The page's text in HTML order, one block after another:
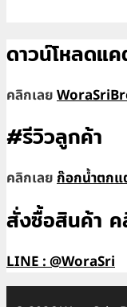
ดาวน์โหลดแ
คลิกเลย
#รีวิวลูกค้า
คลิกเลยก๊อกน้ำตกแ
สั่งซื้อสินค้า ค
LINE : @WoraSri